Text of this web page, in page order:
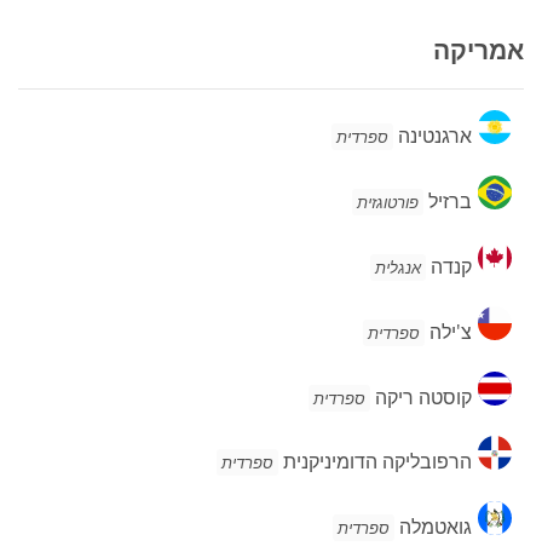
אמריקה
ארגנטינה ספרדית
ברזיל
ברזיל פורטוגזית
קנדה
קנדה אנגלית
צ'ילה
צ'ילה ספרדית
קוסטה
ריקה
קוסטה ריקה ספרדית
הרפובליקה
הדומיניקנית
הרפובליקה הדומיניקנית ספרדית
גואטמלה
גואטמלה ספרדית